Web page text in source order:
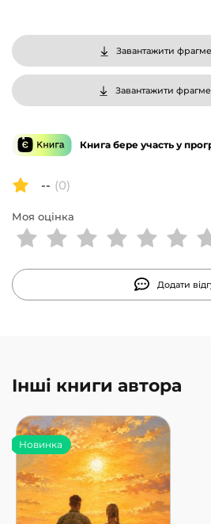
хоче вертатися в минуле. За
вона вдруге за життя опиниться
цього разу не для того, щоб
Завантажити
Завантажити
Книга бере участь у
-- (0)
Моя оцінка
Додати
Інші книги автора
Новинка